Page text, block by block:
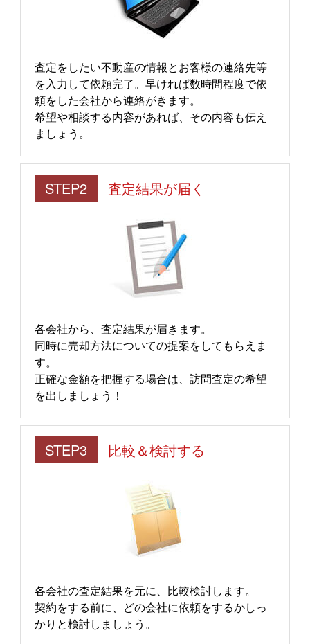
査定をしたい不動産の情報とお客様の連絡先等
を入力して依頼完了。早ければ数時間程度で依
頼をした会社から連絡がきます。
希望や相談する内容があれば、その内容も伝え
ましょう。
STEP2 査定結果が届く
各会社から、査定結果が届きます。
同時に売却方法についての提案をしてもらえま
す。
正確な金額を把握する場合は、訪問査定の希望
を出しましょう！
STEP3 比較＆検討する
各会社の査定結果を元に、比較検討します。
契約をする前に、どの会社に依頼をするかしっ
かりと検討しましょう。